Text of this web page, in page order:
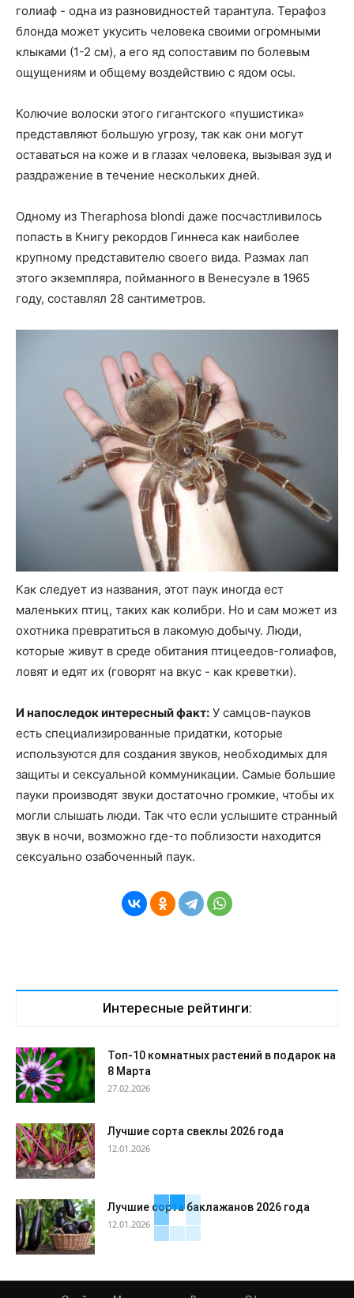
голиаф - одна из разновидностей тарантула. Терафоз
блонда может укусить человека своими огромными
клыками (1-2 см), а его яд сопоставим по болевым
ощущениям и общему воздействию с ядом осы.
Колючие волоски этого гигантского «пушистика»
представляют большую угрозу, так как они могут
оставаться на коже и в глазах человека, вызывая зуд и
раздражение в течение нескольких дней.
Одному из Theraphosa blondi даже посчастливилось
попасть в Книгу рекордов Гиннеса как наиболее
крупному представителю своего вида. Размах лап
этого экземпляра, пойманного в Венесуэле в 1965
году, составлял 28 сантиметров.
Как следует из названия, этот паук иногда ест
маленьких птиц, таких как колибри. Но и сам может из
охотника превратиться в лакомую добычу. Люди,
которые живут в среде обитания птицеедов-голиафов,
ловят и едят их (говорят на вкус - как креветки).
И напоследок интересный факт: У самцов-пауков
есть специализированные придатки, которые
используются для создания звуков, необходимых для
защиты и сексуальной коммуникации. Самые большие
пауки производят звуки достаточно громкие, чтобы их
могли слышать люди. Так что если услышите странный
звук в ночи, возможно где-то поблизости находится
сексуально озабоченный паук.
Интересные рейтинги:
Топ-10 комнатных растений в подарок на
8 Марта
27.02.2026
Лучшие сорта свеклы 2026 года
12.01.2026
Лучшие сорта баклажанов 2026 года
12.01.2026